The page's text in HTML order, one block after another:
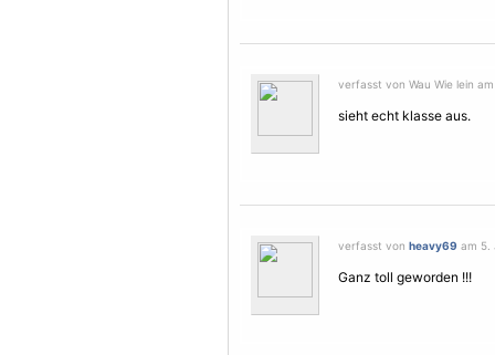
verfasst von Wau Wie lein
sieht echt klasse aus.
verfasst von heavy69 am 5.
Ganz toll geworden !!!